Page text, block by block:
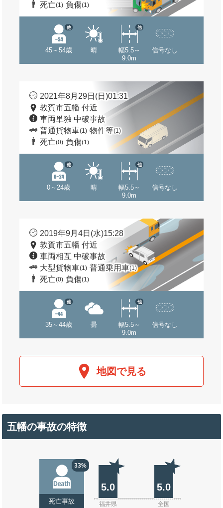
死亡(1) 負傷(1)
45～54歳
他
晴
幅5.5～
9.0m
他
信号なし
2021年8月29日(日)01:31
敦賀市五幡 付近
車両単独 中破事故
普通貨物車(1) 物件等(1)
死亡(0) 負傷(1)
0～24歳
他
晴
幅5.5～
9.0m
他
信号なし
2019年9月4日(水)15:28
敦賀市五幡 付近
車両相互 中破事故
大型貨物車(1) 普通乗用車(1)
死亡(0) 負傷(1)
35～44歳
他
曇
幅5.5～
9.0m
他
信号なし
地図で見る
五幡の事故の特徴
33%
死亡事故
5.0 5.0
福井県 全国